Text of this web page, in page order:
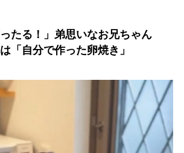
ったる！」弟思いなお兄ちゃん
「自分で作った卵焼き」